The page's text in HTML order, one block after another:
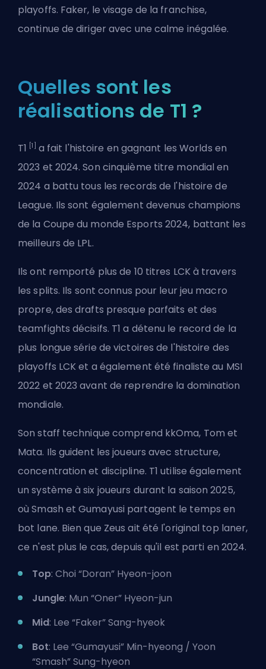
playoffs. Faker, le visage de la franchise,
continue de diriger avec une calme inégalée.
Quelles sont les
réalisations de T1 ?
T1 [1]
a fait l'histoire en gagnant les Worlds en
2023 et 2024. Son cinquième titre mondial en
2024 a battu tous les records de l'histoire de
League. Ils sont également devenus champions
de la Coupe du monde Esports 2024, battant les
meilleurs de LPL.
Ils ont remporté plus de 10 titres LCK à travers
les splits. Ils sont connus pour leur jeu macro
propre, des drafts presque parfaits et des
teamfights décisifs. T1 a détenu le record de la
plus longue série de victoires de l'histoire des
playoffs LCK et a également été finaliste au MSI
2022 et 2023 avant de reprendre la domination
mondiale.
Son staff technique comprend kkOma, Tom et
Mata. Ils guident les joueurs avec structure,
concentration et discipline. T1 utilise également
un système à six joueurs durant la saison 2025,
où Smash et Gumayusi partagent le temps en
bot lane. Bien que Zeus ait été l'original top laner,
ce n'est plus le cas,depuis qu'il est parti en 2024.
Top: Choi “Doran” Hyeon-joon
Jungle: Mun “Oner” Hyeon-jun
Mid: Lee “Faker” Sang-hyeok
Bot: Lee “Gumayusi” Min-hyeong / Yoon
“Smash” Sung-hyeon